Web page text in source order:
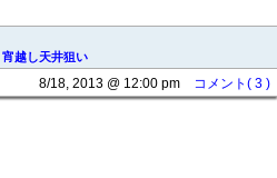
宵越し天井狙い
8/18, 2013 @ 12:00 pm コメント( 3 )